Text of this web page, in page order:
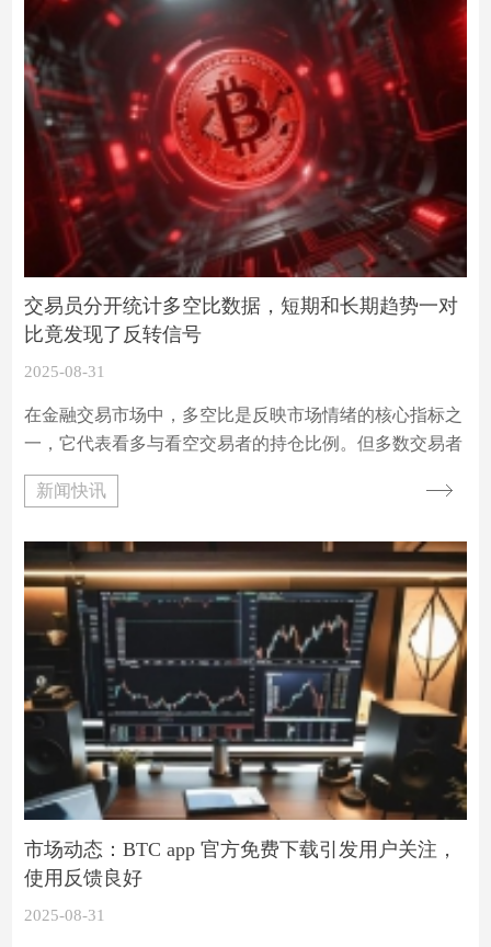
交易员分开统计多空比数据，短期和长期趋势一对
比竟发现了反转信号
2025-08-31
在金融交易市场中，多空比是反映市场情绪的核心指标之
一，它代表看多与看空交易者的持仓比例。但多数交易者
习惯将短期与长期数据混为一谈，容易忽略趋势转折的关
键信号。分开统计短期（如 1-3 天）和长期（如 30 天）
据反映即时资金动向，长期数据则体现趋势性共识，二者
的背离往往预示着行情反转。
新闻快讯
市场动态：BTC app 官方免费下载引发用户关注，
使用反馈良好
2025-08-31